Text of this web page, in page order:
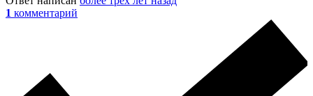
1 комментарий